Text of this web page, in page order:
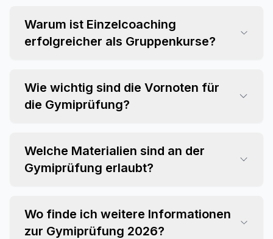
Warum ist Einzelcoaching
erfolgreicher als Gruppenkurse?
Wie wichtig sind die Vornoten für
die Gymiprüfung?
Welche Materialien sind an der
Gymiprüfung erlaubt?
Wo finde ich weitere Informationen
zur Gymiprüfung 2026?